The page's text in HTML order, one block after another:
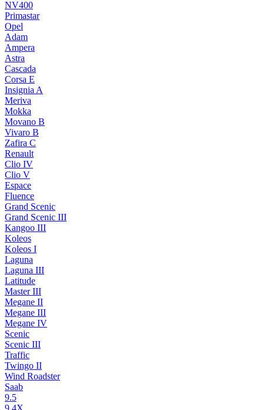
NV400
Primastar
Opel
Adam
Ampera
Astra
Cascada
Corsa E
Insignia A
Meriva
Mokka
Movano B
Vivaro B
Zafira C
Renault
Clio IV
Clio V
Espace
Fluence
Grand Scenic
Grand Scenic III
Kangoo III
Koleos
Koleos I
Laguna
Laguna III
Latitude
Master III
Megane II
Megane III
Megane IV
Scenic
Scenic III
Traffic
Twingo II
Wind Roadster
Saab
9.5
9.4X